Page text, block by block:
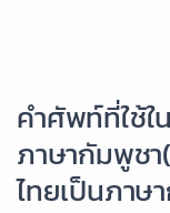
คำศัพท์ที่ใช้ใ
ภาษากัมพูชา
ไทยเป็นภาษ